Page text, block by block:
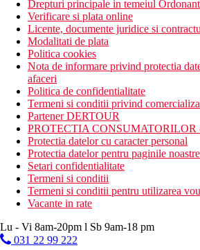
Drepturi principale in temeiul
Verificare si plata online
Licente, documente juridice si
Modalitati de plata
Politica cookies
Nota de informare privind protectia
afaceri
Politica de confidentialitate
Termeni si conditii privind
Partener DERTOUR
PROTECTIA CONSUMATORILOR
Protectia datelor cu caracter personal
Protectia datelor pentru paginile
Setari confidentialitate
Termeni si conditii
Termeni si conditii pentru utilizarea
Vacante in rate
Lu - Vi 8am-20pm l Sb 9am-18 pm
031 22 99 222